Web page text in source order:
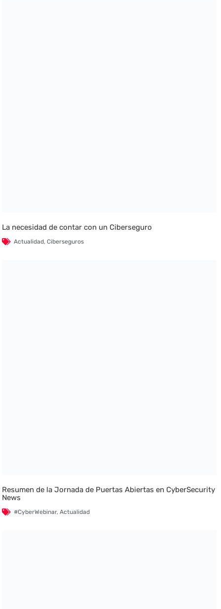
La necesidad de contar con un Ciberseguro
Actualidad,Ciberseguros
Resumen de la Jornada de Puertas Abiertas en CyberSecurity
News
#CyberWebinar,Actualidad